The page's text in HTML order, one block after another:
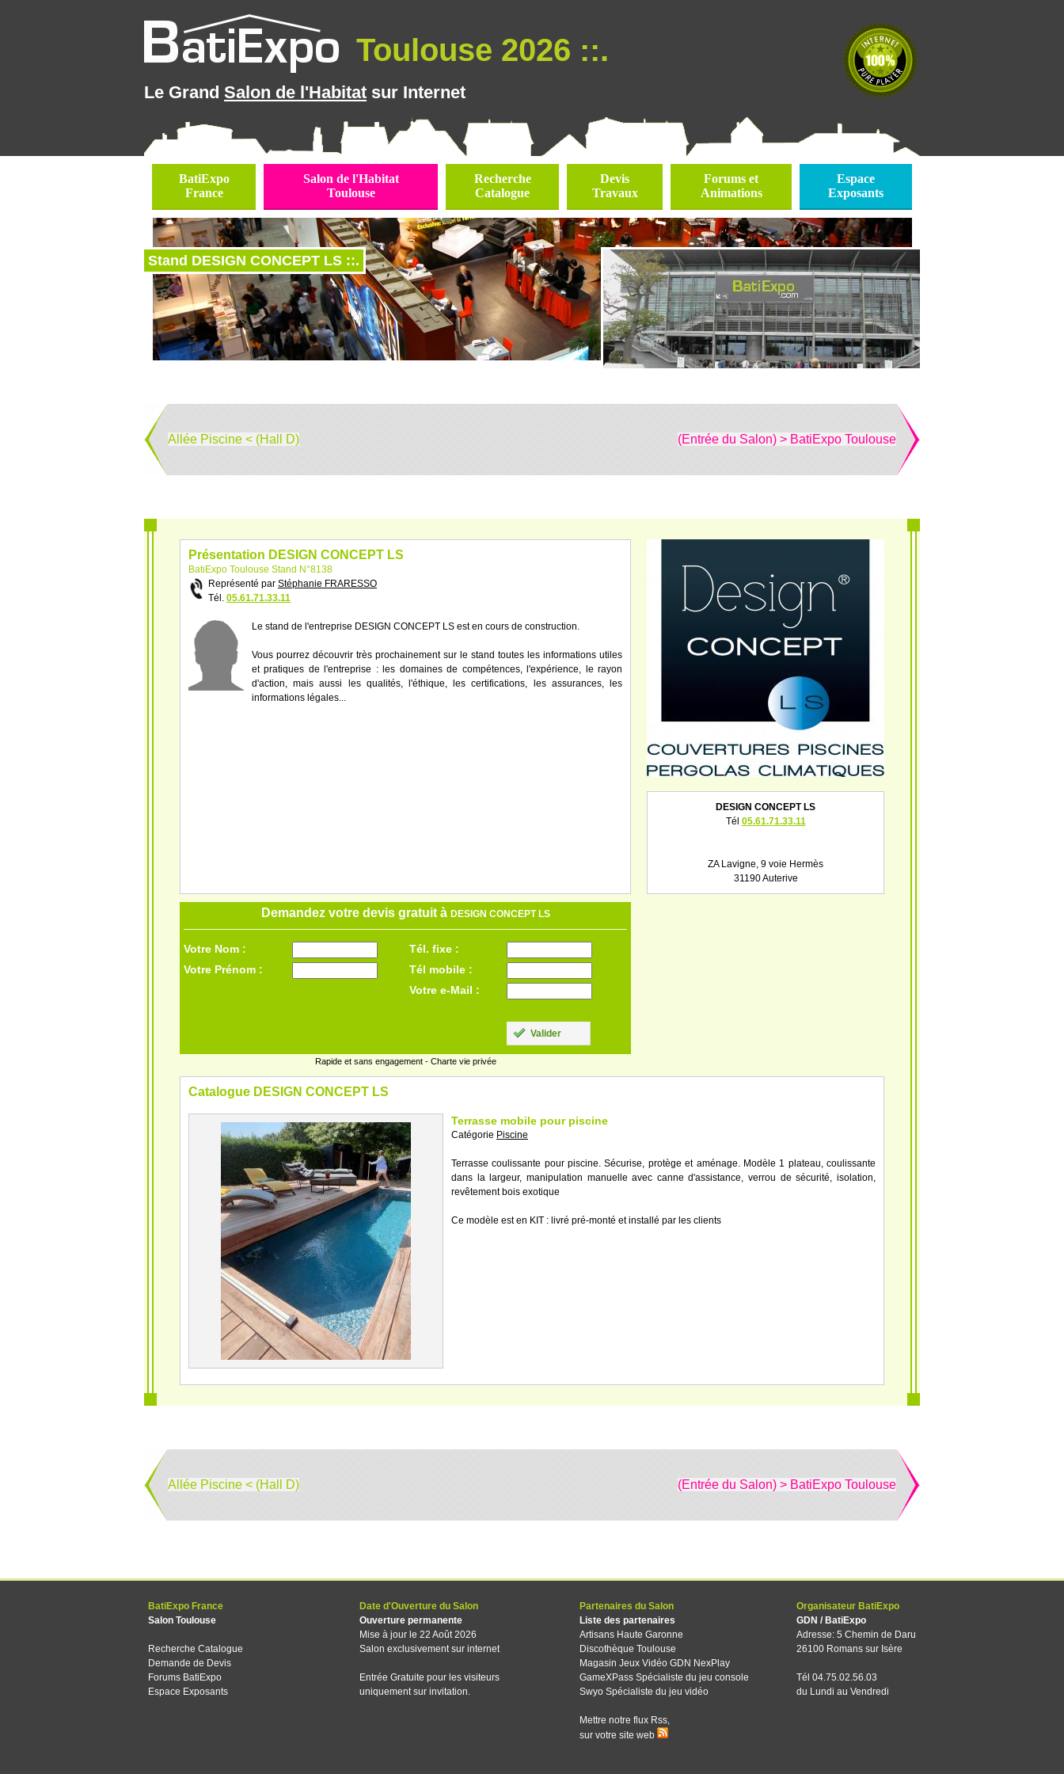
Toulouse 2026 ::.
Le Grand Salon de l'Habitat sur Internet
BatiExpo
France
Salon de l'Habitat
Toulouse
Recherche
Catalogue
Devis
Travaux
Forums et
Animations
Espace
Exposants
Stand DESIGN CONCEPT LS ::.
Allée Piscine < (Hall D) (Entrée du Salon) > BatiExpo Toulouse
Présentation DESIGN CONCEPT LS
BatiExpo Toulouse Stand N°8138
Représenté par Stéphanie FRARESSO
Tél. 05.61.71.33.11
Le stand de l'entreprise DESIGN CONCEPT LS est en cours de construction.
Vous pourrez découvrir très prochainement sur le stand toutes les informations utiles
et pratiques de l'entreprise : les domaines de compétences, l'expérience, le rayon
d'action, mais aussi les qualités, l'éthique, les certifications, les assurances, les
informations légales...
DESIGN CONCEPT LS
Tél 05.61.71.33.11
ZA Lavigne, 9 voie Hermès
31190 Auterive
Demandez votre devis gratuit à DESIGN CONCEPT LS
Votre Nom :
Tél. fixe :
Votre Prénom :
Tél mobile :
Votre e-Mail :
Valider
Rapide et sans engagement - Charte vie privée
Catalogue DESIGN CONCEPT LS
Terrasse mobile pour piscine
Catégorie Piscine
Terrasse coulissante pour piscine. Sécurise, protège et aménage. Modèle 1 plateau, coulissante
dans la largeur, manipulation manuelle avec canne d'assistance, verrou de sécurité, isolation,
revêtement bois exotique
Ce modèle est en KIT : livré pré-monté et installé par les clients
Allée Piscine < (Hall D) (Entrée du Salon) > BatiExpo Toulouse
BatiExpo France
Salon Toulouse
Recherche Catalogue
Demande de Devis
Forums BatiExpo
Espace Exposants
Date d'Ouverture du Salon
Ouverture permanente
Mise à jour le 22 Août 2026
Salon exclusivement sur internet
Entrée Gratuite pour les visiteurs
uniquement sur invitation.
Partenaires du Salon
Liste des partenaires
Artisans Haute Garonne
Discothèque Toulouse
Magasin Jeux Vidéo GDN NexPlay
GameXPass Spécialiste du jeu console
Swyo Spécialiste du jeu vidéo
Mettre notre flux Rss,
sur votre site web
Organisateur BatiExpo
GDN / BatiExpo
Adresse: 5 Chemin de Daru
26100 Romans sur Isère
Tél 04.75.02.56.03
du Lundi au Vendredi